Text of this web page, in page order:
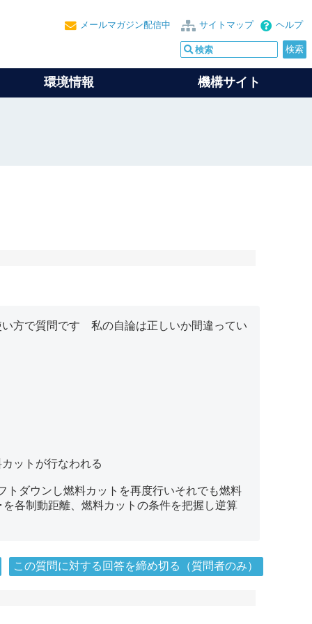
ヘルプ
サイトマップ
メールマガジン配信中
環境情報 機構サイト
い方で質問です 私の自論は正しいか間違ってい
ットが行なわれる
トダウンし燃料カットを再度行いそれでも燃料
各制動距離、燃料カットの条件を把握し逆算
この質問に対する回答を締め切る（質問者のみ）